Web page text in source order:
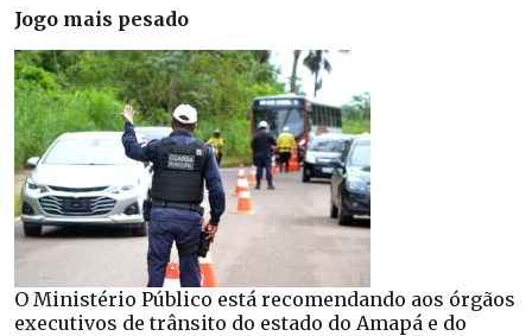
Jogo mais pesado
O Ministério Público está recomendando aos órgãos
executivos de trânsito do estado do Amapá e do